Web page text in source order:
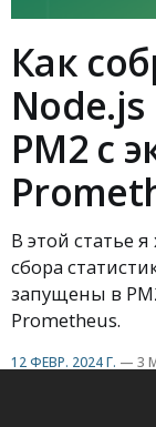
Как
PM2 с
В этой статье
сбора
запущены в
Prometheus.
12 ФЕВР. 2024 Г. — 3